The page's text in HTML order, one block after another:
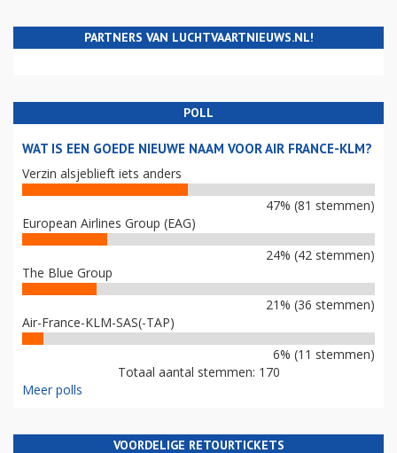
PARTNERS VAN LUCHTVAARTNIEUWS.NL!
POLL
WAT IS EEN GOEDE NIEUWE NAAM VOOR AIR FRANCE-KLM?
Verzin alsjeblieft iets anders
47% (81 stemmen)
European Airlines Group (EAG)
24% (42 stemmen)
The Blue Group
21% (36 stemmen)
Air-France-KLM-SAS(-TAP)
6% (11 stemmen)
Totaal aantal stemmen: 170
Meer polls
VOORDELIGE RETOURTICKETS